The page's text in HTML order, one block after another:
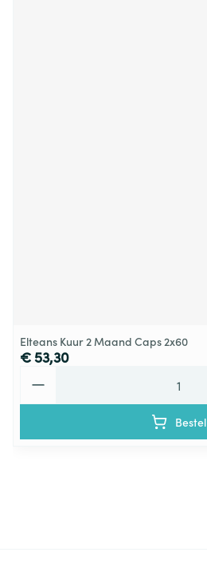
Elteans Kuur 2 Maand Caps 2x60
€ 53,30
Bestel